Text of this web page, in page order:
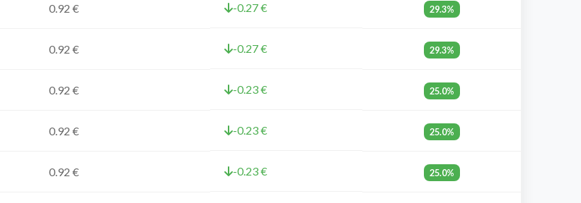
0.92 € -0.27 € 29.3%
0.92 € -0.27 € 29.3%
0.92 € -0.23 € 25.0%
0.92 € -0.23 € 25.0%
0.92 € -0.23 € 25.0%